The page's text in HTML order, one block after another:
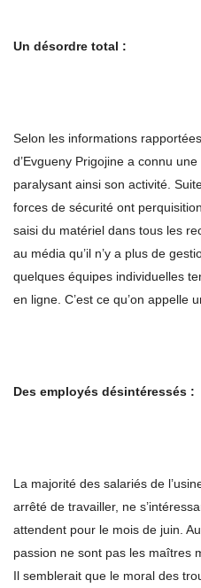
Un désordre total :
Selon les informations
d’Evgueny Prigojine a connu
paralysant ainsi son activité.
forces de sécurité ont
saisi du matériel dans tous les
au média qu’il n’y a plus de
quelques équipes individuelles
en ligne. C’est ce qu’on appelle
Des employés désintéressés :
La majorité des salariés de
arrêté de travailler, ne
attendent pour le mois de juin.
passion ne sont pas les maîtres
Il semblerait que le moral des